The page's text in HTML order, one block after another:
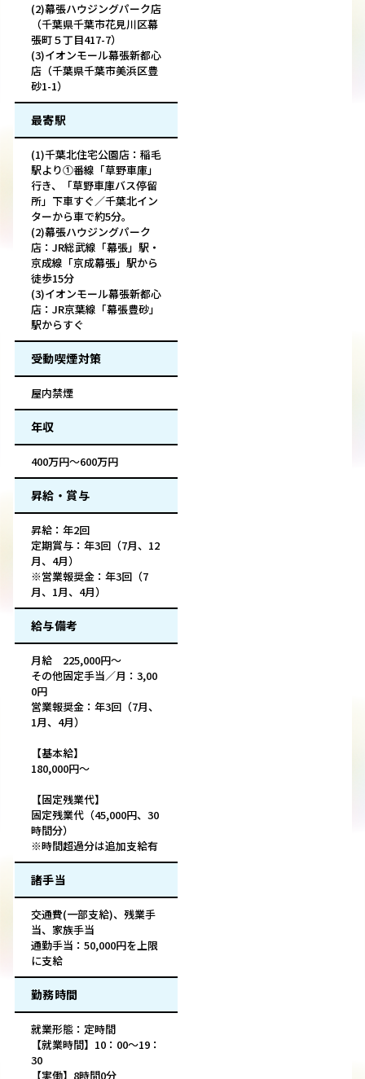
(2)幕張ハウジングパーク店
（千葉県千葉市花見川区幕
張町５丁目417-7）
(3)イオンモール幕張新都心
店（千葉県千葉市美浜区豊
砂1-1）
最寄駅
(1)千葉北住宅公園店：稲毛
駅より①番線「草野車庫」
行き、「草野車庫バス停留
所」下車すぐ／千葉北イン
ターから車で約5分。
(2)幕張ハウジングパーク
店：JR総武線「幕張」駅・
京成線「京成幕張」駅から
徒歩15分
(3)イオンモール幕張新都心
店：JR京葉線「幕張豊砂」
駅からすぐ
受動喫煙対策
屋内禁煙
年収
400万円～600万円
昇給・賞与
昇給：年2回
定期賞与：年3回（7月、12
月、4月）
※営業報奨金：年3回（7
月、1月、4月）
給与備考
月給 225,000円～
その他固定手当／月：3,00
0円
営業報奨金：年3回（7月、
1月、4月）
【基本給】
180,000円～
【固定残業代】
固定残業代（45,000円、30
時間分）
※時間超過分は追加支給有
諸手当
交通費(一部支給)、残業手
当、家族手当
通勤手当：50,000円を上限
に支給
勤務時間
就業形態：定時間
【就業時間】10：00～19：
30
【実働】8時間0分